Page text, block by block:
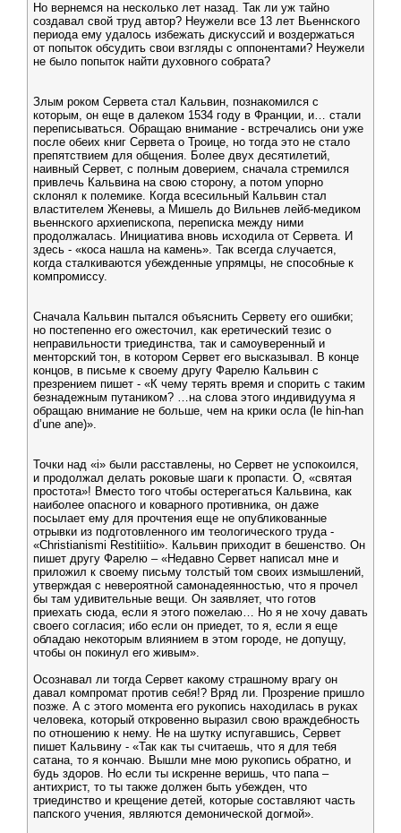
Но вернемся на несколько лет назад. Так ли уж тайно
создавал свой труд автор? Неужели все 13 лет Вьеннского
периода ему удалось избежать дискуссий и воздержаться
от попыток обсудить свои взгляды с оппонентами? Неужели
не было попыток найти духовного собрата?
Злым роком Сервета стал Кальвин, познакомился с
которым, он еще в далеком 1534 году в Франции, и… стали
переписываться. Обращаю внимание - встречались они уже
после обеих книг Сервета о Троице, но тогда это не стало
препятствием для общения. Более двух десятилетий,
наивный Сервет, с полным доверием, сначала стремился
привлечь Кальвина на свою сторону, а потом упорно
склонял к полемике. Когда всесильный Кальвин стал
властителем Женевы, а Мишель до Вильнев лейб-медиком
вьеннского архиепископа, переписка между ними
продолжалась. Инициатива вновь исходила от Сервета. И
здесь - «коса нашла на камень». Так всегда случается,
когда сталкиваются убежденные упрямцы, не способные к
компромиссу.
Сначала Кальвин пытался объяснить Сервету его ошибки;
но постепенно его ожесточил, как еретический тезис о
неправильности триединства, так и самоуверенный и
менторский тон, в котором Сервет его высказывал. В конце
концов, в письме к своему другу Фарелю Кальвин с
презрением пишет - «К чему терять время и спорить с таким
безнадежным путаником? …на слова этого индивидуума я
обращаю внимание не больше, чем на крики осла (le hin-han
d’une ane)».
Точки над «i» были расставлены, но Сервет не успокоился,
и продолжал делать роковые шаги к пропасти. О, «святая
простота»! Вместо того чтобы остерегаться Кальвина, как
наиболее опасного и коварного противника, он даже
посылает ему для прочтения еще не опубликованные
отрывки из подготовленного им теологического труда -
«Christianismi Restitiitio». Кальвин приходит в бешенство. Он
пишет другу Фарелю – «Недавно Сервет написал мне и
приложил к своему письму толстый том своих измышлений,
утверждая с невероятной самонадеянностью, что я прочел
бы там удивительные вещи. Он заявляет, что готов
приехать сюда, если я этого пожелаю… Но я не хочу давать
своего согласия; ибо если он приедет, то я, если я еще
обладаю некоторым влиянием в этом городе, не допущу,
чтобы он покинул его живым».
Осознавал ли тогда Сервет какому страшному врагу он
давал компромат против себя!? Вряд ли. Прозрение пришло
позже. А с этого момента его рукопись находилась в руках
человека, который откровенно выразил свою враждебность
по отношению к нему. Не на шутку испугавшись, Сервет
пишет Кальвину - «Так как ты считаешь, что я для тебя
сатана, то я кончаю. Вышли мне мою рукопись обратно, и
будь здоров. Но если ты искренне веришь, что папа –
антихрист, то ты также должен быть убежден, что
триединство и крещение детей, которые составляют часть
папского учения, являются демонической догмой».